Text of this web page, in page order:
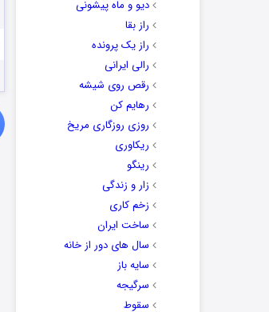
دیو و ماه پیشونی
راز بقا
راز یک پرونده
رالی ایرانی
رقص روی شیشه
رهایم کن
روزی روزگاری مریخ
ریکاوری
رینگو
زار و زندگی
زخم کاری
ساخت ایران
سال های دور از خانه
سایه باز
سرگیجه
سقوط